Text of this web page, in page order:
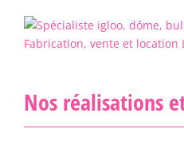
contenu
Nos réalisations